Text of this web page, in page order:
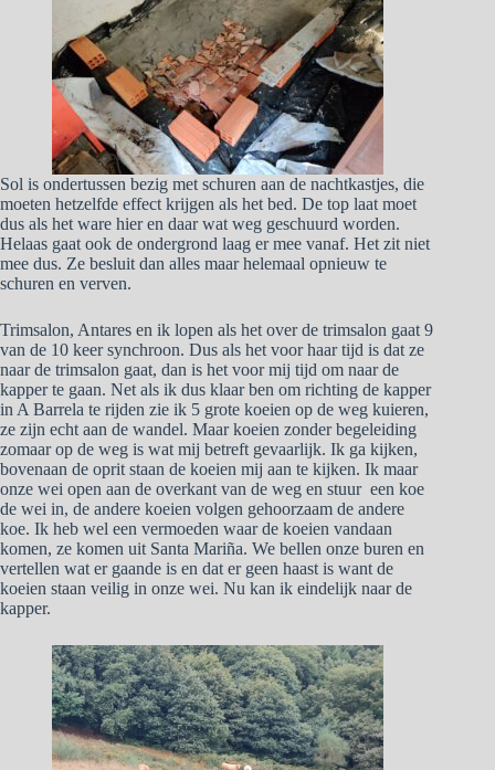
Sol is ondertussen bezig met schuren aan de nachtkastjes, die
moeten hetzelfde effect krijgen als het bed. De top laat moet
dus als het ware hier en daar wat weg geschuurd worden.
Helaas gaat ook de ondergrond laag er mee vanaf. Het zit niet
mee dus. Ze besluit dan alles maar helemaal opnieuw te
schuren en verven.
Trimsalon, Antares en ik lopen als het over de trimsalon gaat 9
van de 10 keer synchroon. Dus als het voor haar tijd is dat ze
naar de trimsalon gaat, dan is het voor mij tijd om naar de
kapper te gaan. Net als ik dus klaar ben om richting de kapper
in A Barrela te rijden zie ik 5 grote koeien op de weg kuieren,
ze zijn echt aan de wandel. Maar koeien zonder begeleiding
zomaar op de weg is wat mij betreft gevaarlijk. Ik ga kijken,
bovenaan de oprit staan de koeien mij aan te kijken. Ik maar
onze wei open aan de overkant van de weg en stuur een koe
de wei in, de andere koeien volgen gehoorzaam de andere
koe. Ik heb wel een vermoeden waar de koeien vandaan
komen, ze komen uit Santa Mariña. We bellen onze buren en
vertellen wat er gaande is en dat er geen haast is want de
koeien staan veilig in onze wei. Nu kan ik eindelijk naar de
kapper.